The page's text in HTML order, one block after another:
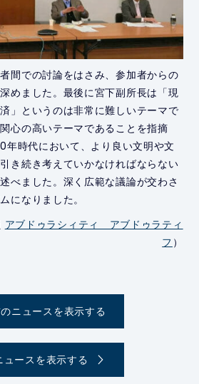
間での討論をはさみ、参加者からの
めました。最後に宮下副所長は「現
」というのは非常に難しいテーマで
心の高いテーマであることを指摘
年時代において、より良い文明や文
き続き考えていかなければならない
べました。深く広範な議論が交わさ
になりました。
アブドゥラシィティ アブドゥラティ
フ ）
ニュースを表示する
ュースを表示する